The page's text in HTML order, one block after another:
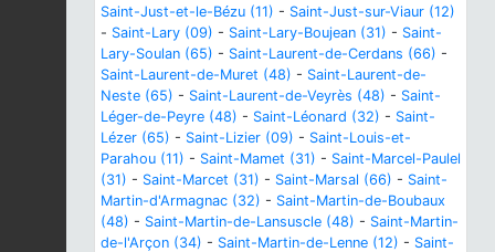
Saint-Just-et-le-Bézu (11) - Saint-Just-sur-Viaur (12)
- Saint-Lary (09) - Saint-Lary-Boujean (31) - Saint-
Lary-Soulan (65) - Saint-Laurent-de-Cerdans (66) -
Saint-Laurent-de-Muret (48) - Saint-Laurent-de-
Neste (65) - Saint-Laurent-de-Veyrès (48) - Saint-
Léger-de-Peyre (48) - Saint-Léonard (32) - Saint-
Lézer (65) - Saint-Lizier (09) - Saint-Louis-et-
Parahou (11) - Saint-Mamet (31) - Saint-Marcel-Paulel
(31) - Saint-Marcet (31) - Saint-Marsal (66) - Saint-
Martin-d'Armagnac (32) - Saint-Martin-de-Boubaux
(48) - Saint-Martin-de-Lansuscle (48) - Saint-Martin-
de-l'Arçon (34) - Saint-Martin-de-Lenne (12) - Saint-